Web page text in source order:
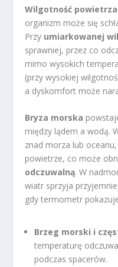
Wilgotność powietrza
organizm może się
Przy umiarkowanej
sprawniej, przez co
mimo wysokich
(przy wysokiej
a dyskomfort może
Bryza morska
między lądem a wodą.
znad morza lub
powietrze, co może
odczuwalną. W
wiatr sprzyja
gdy termometr
Brzeg morski i
temperaturę
podczas spacerów.